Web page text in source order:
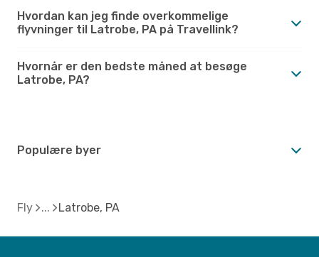
Hvordan kan jeg finde overkommelige
flyvninger til Latrobe, PA på Travellink?
Hvornår er den bedste måned at besøge
Latrobe, PA?
Populære byer
Fly Latrobe, PA